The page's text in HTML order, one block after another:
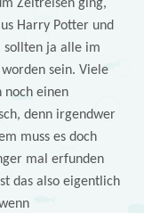
Zeitreisen ging,
Harry Potter und
sollten ja alle im
sein. Viele
noch einen
denn irgendwer
muss es doch
mal erfunden
das also eigentlich